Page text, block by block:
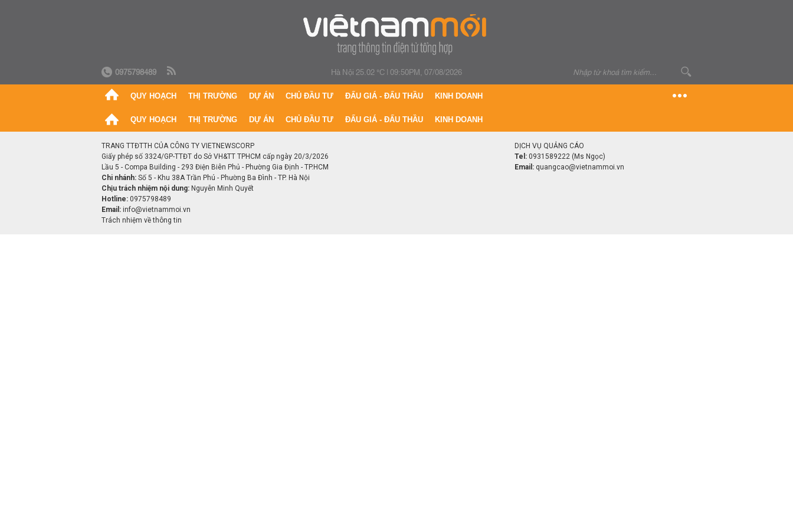
0975798489 Hà Nội 25.02 °C|09:50PM, 07/08/2026
QUY HOẠCH THỊ TRƯỜNG DỰ ÁN CHỦ ĐẦU TƯ ĐẤU GIÁ - ĐẤU THẦU KINH DOANH
QUY HOẠCH THỊ TRƯỜNG DỰ ÁN CHỦ ĐẦU TƯ ĐẤU GIÁ - ĐẤU THẦU KINH DOANH
TRANG TTĐTTH CỦA CÔNG TY VIETNEWSCORP
Giấy phép số 3324/GP-TTĐT do Sở VH&TT TPHCM cấp ngày 20/3/2026
Lầu 5 - Compa Building - 293 Điện Biên Phủ - Phường Gia Định - TP.HCM
Chi nhánh: Số 5 - Khu 38A Trần Phú - Phường Ba Đình - TP. Hà Nội
Chịu trách nhiệm nội dung: Nguyễn Minh Quyết
Hotline: 0975798489
Email: info@vietnammoi.vn
Trách nhiệm về thông tin
DỊCH VỤ QUẢNG CÁO
Tel: 0931589222 (Ms Ngọc)
Email: quangcao@vietnammoi.vn